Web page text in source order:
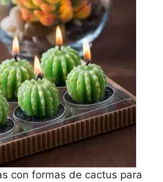
con formas de cactus para